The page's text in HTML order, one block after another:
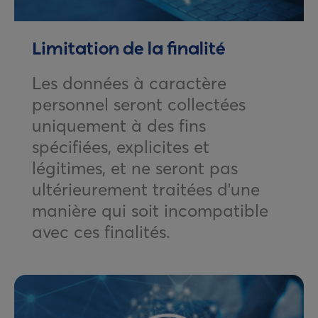
Limitation de la finalité
Les données à caractère
personnel seront collectées
uniquement à des fins
spécifiées, explicites et
légitimes, et ne seront pas
ultérieurement traitées d'une
manière qui soit incompatible
avec ces finalités.